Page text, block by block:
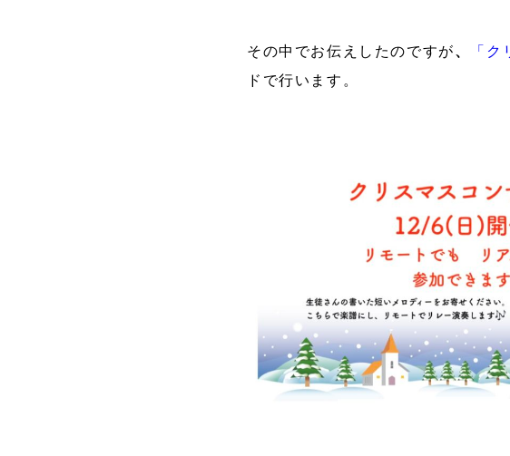
その中でお伝えしたのですが、 「
ドで行います。